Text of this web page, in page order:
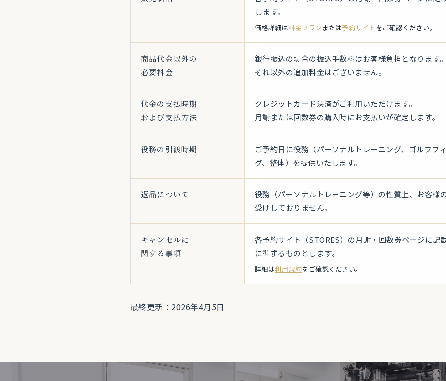
します。
価格詳細は料金プラン または予約サイト をご確認ください。
商品代金以外の
必要料金
銀行振込の場合の振込手数料はお客様負担となります
それ以外の追加料金はございません。
代金の支払時期
および支払方法
クレジットカード決済がご利用いただけます。
月謝または回数券の購入時にお支払いが確定します。
役務の引渡時期
ご予約日に役務（パーソナルトレーニング、ゴルフフ
グ、整体）を提供いたします。
返品について
役務（パーソナルトレーニング等）の性質上、お客様
受けしておりません。
キャンセルに
関する事項
各予約サイト（STORES）の月謝・回数券ページに記
に準ずるものとします。
詳細は利用規約をご確認ください。
最終更新：2026年4月5日